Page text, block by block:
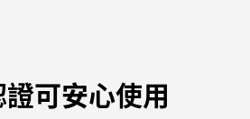
可安心使用